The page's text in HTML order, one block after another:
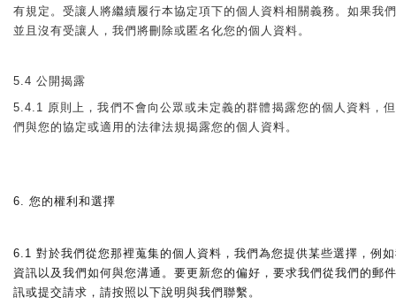
有規定。受讓人將繼續履行本協定項下的個人資料相關義務。如果我
並且沒有受讓人，我們將刪除或匿名化您的個人資料。
5.4 公開揭露
5.4.1 原則上，我們不會向公眾或未定義的群體揭露您的個人資料，
們與您的協定或適用的法律法規揭露您的個人資料。
6. 您的權利和選擇
6.1 對於我們從您那裡蒐集的個人資料，我們為您提供某些選擇，例
資訊以及我們如何與您溝通。要更新您的偏好，要求我們從我們的郵
訊或提交請求，請按照以下說明與我們聯繫。